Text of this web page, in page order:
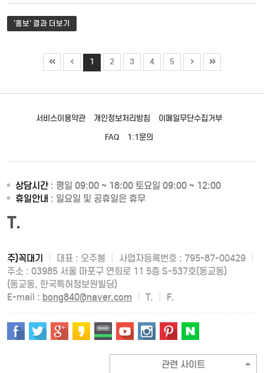
사막에 강한가? 4. 두더지는 왜 땅속에서 사는가? 5. 장수거북이
원자력 잠수함보다 더 깊이 잠수할 수 있는 까닭은? 6. 벌새가 항상
배가 고픈 까닭은 무엇일까? 7. 바닷속의 연어는 절여지…
'홍보' 결과 더보기
1 2 3 4 5
서비스이용약관 개인정보처리방침
이메일무단수집거부
FAQ
1:1문의
상담시간: 평일 09:00 ~ 18:00 토요일 09:00 ~ 12:00
휴일안내 : 일요일 및 공휴일은 휴무
T.
주)꼭대기 대표 : 오주봉 사업자등록번호 : 795-87-00429
주소 : 03985 서울 마포구 연희로 11 5층 S-537호(동교동)
(동교동, 한국특허정보원빌딩)
E-mail : bong840@naver.com T. F.
관련 사이트